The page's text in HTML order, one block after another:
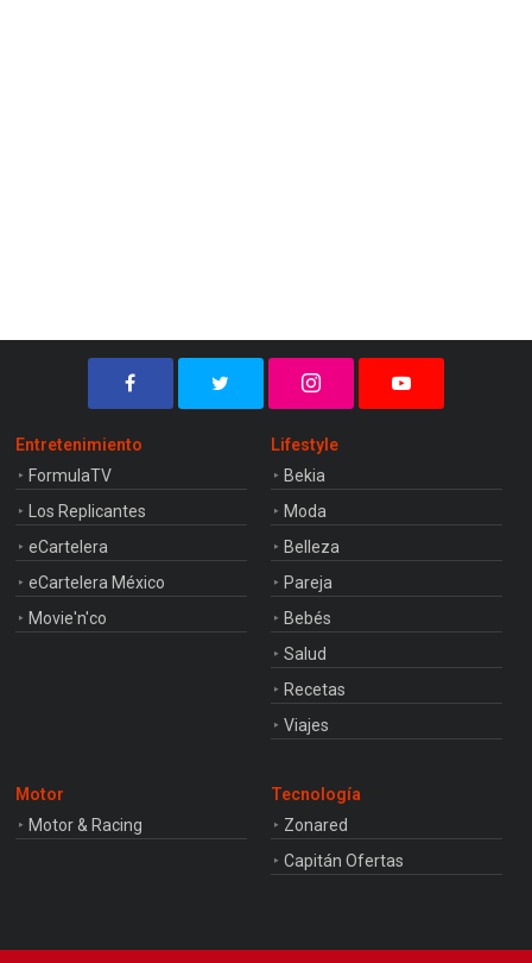
Entretenimiento
FormulaTV
Los Replicantes
eCartelera
eCartelera México
Movie'n'co
Lifestyle
Bekia
Moda
Belleza
Pareja
Bebés
Salud
Recetas
Viajes
Motor
Motor & Racing
Tecnología
Zonared
Capitán Ofertas